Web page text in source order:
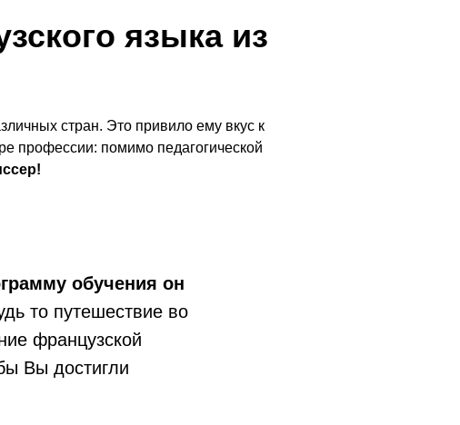
языка из
стран. Это привило ему вкус к
профессии: помимо педагогической
обучения он
то путешествие во
французской
Вы достигли